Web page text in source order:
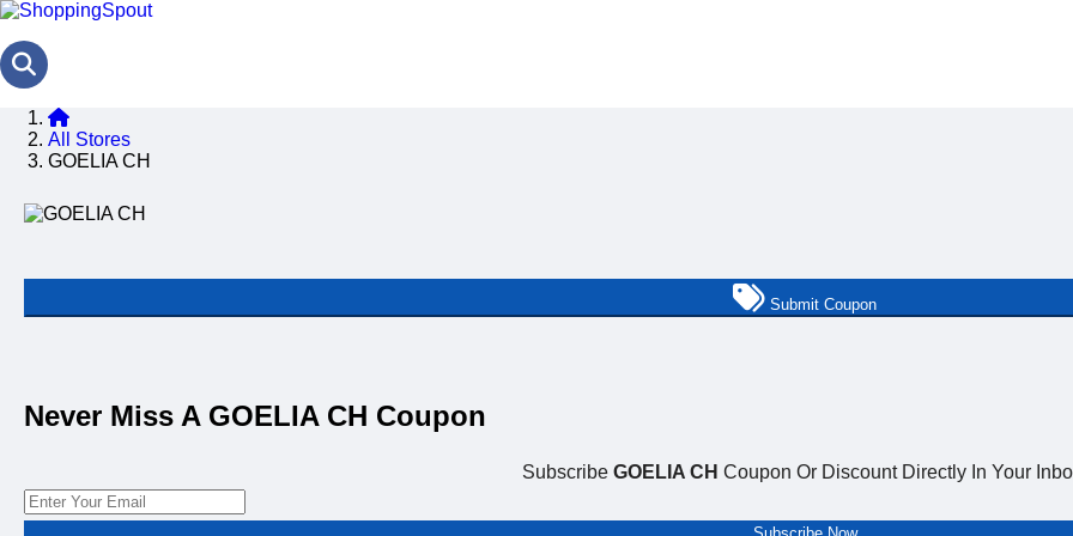
All Stores
GOELIA CH
Submit Coupon
Never Miss A GOELIA CH Coupon
Subscribe GOELIA CH Coupon Or Discount Directly In Your